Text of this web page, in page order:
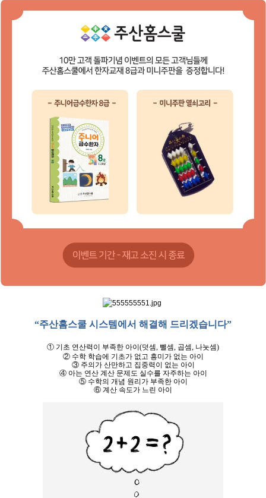
“주산홈스쿨 시스템에서 해결해 드리겠습니다”
① 기초 연산력이 부족한 아이 (덧셈, 뺄셈, 곱셈, 나눗셈)
② 수학 학습에 기초가 없고 흥미가 없는 아이
③ 주의가 산만하고 집중력이 없는 아이
④ 아는 연산 계산 문제도 실수를 자주하는 아이
⑤ 수학의 개념 원리가 부족한 아이
⑥ 계산 속도가 느린 아이